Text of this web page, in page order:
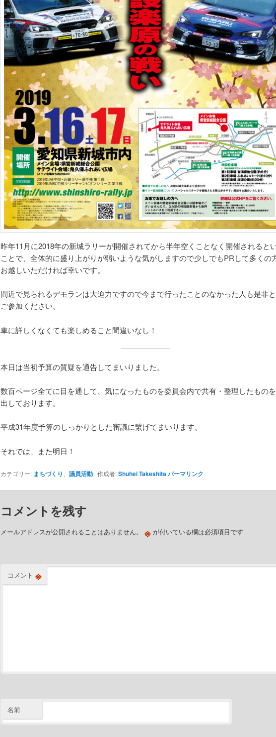
昨年11月に2018年の新城ラリーが開催されてから半年空くことなく開催されると
ことで、全体的に盛り上がりが弱いような気がしますので少しでもPRして多くの
お越しいただければ幸いです。
間近で見られるデモランは大迫力ですので今まで行ったことのなかった人も是非
ご参加ください。
車に詳しくなくても楽しめること間違いなし！
本日は当初予算の質疑を通告してまいりました。
数百ページ全てに目を通して、気になったものを委員会内で共有・整理したもの
出しております。
平成31年度予算のしっかりとした審議に繋げてまいります。
それでは、また明日！
カテゴリー: まちづくり 議員活動作成者:Shuhei Takeshitaパーマリンク
コメントを残す
メールアドレスが公開されることはありません。 ※が付いている欄は必須項目です
コメント ※
名前